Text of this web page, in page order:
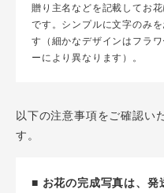
贈り主名などを記載してお
です。シンプルに文字のみを
す（細かなデザインはフラ
ーにより異なります）。
以下の注意事項をご確認い
す。
■ お花の完成写真は、発